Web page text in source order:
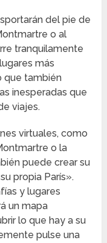
del pie de
o al
tranquilamente
más
que también
inesperadas que
viajes.
virtuales, como
o la
puede crear su
propia París».
y lugares
un mapa
lo que hay a su
pulse una